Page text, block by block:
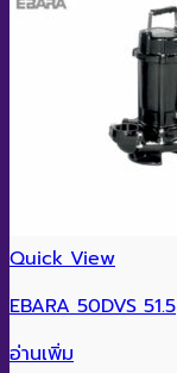
Quick View
EBARA 50DVS 51.5
อ่านเพิ่ม